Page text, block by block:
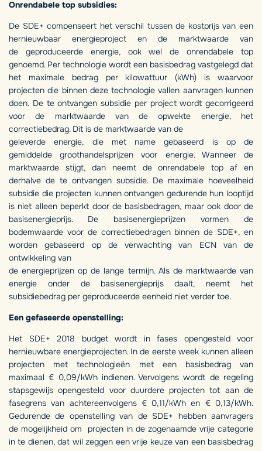
Onrendabele top subsidies:
De SDE+ compenseert het verschil tussen de kostprijs van een
hernieuwbaar energieproject en de marktwaarde van
de geproduceerde energie, ook wel de onrendabele top
genoemd. Per technologie wordt een basisbedrag vastgelegd dat
het maximale bedrag per kilowattuur (kWh) is waarvoor
projecten die binnen deze technologie vallen aanvragen kunnen
doen. De te ontvangen subsidie per project wordt gecorrigeerd
voor de marktwaarde van de opwekte energie, het
correctiebedrag. Dit is de marktwaarde van de
geleverde energie, die met name gebaseerd is op de
gemiddelde groothandelsprijzen voor energie. Wanneer de
marktwaarde stijgt, dan neemt de onrendabele top af en
derhalve de te ontvangen subsidie. De maximale hoeveelheid
subsidie die projecten kunnen ontvangen gedurende hun looptijd
is niet alleen beperkt door de basisbedragen, maar ook door de
basisenergieprijs. De basisenergieprijzen vormen de
bodemwaarde voor de correctiebedragen binnen de SDE+, en
worden gebaseerd op de verwachting van ECN van de
ontwikkeling van
de energieprijzen op de lange termijn. Als de marktwaarde van
energie onder de basisenergieprijs daalt, neemt het
subsidiebedrag per geproduceerde eenheid niet verder toe.
Een gefaseerde openstelling:
Het SDE+ 2018 budget wordt in fases opengesteld voor
hernieuwbare energieprojecten. In de eerste week kunnen alleen
projecten met technologieën met een basisbedrag van
maximaal € 0,09/kWh indienen. Vervolgens wordt de regeling
stapsgewijs opengesteld voor duurdere projecten tot aan de
fasegrens van achtereenvolgens € 0,11/kWh en € 0,13/kWh.
Gedurende de openstelling van de SDE+ hebben aanvragers
de mogelijkheid om projecten in de zogenaamde vrije categorie
in te dienen, dat wil zeggen een vrije keuze van een basisbedrag